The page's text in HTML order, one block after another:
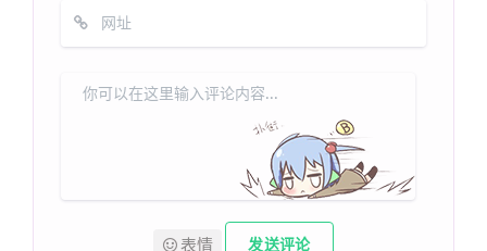
表情 发送评论